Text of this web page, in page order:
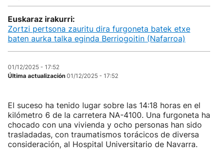
Euskaraz irakurri:
Zortzi pertsona zauritu dira furgoneta batek etxe
baten aurka talka eginda Berriogoitin (Nafarroa)
01/12/2025 - 17:52
Última actualización 01/12/2025 - 17:52
El suceso ha tenido lugar sobre las 14:18 horas en el
kilómetro 6 de la carretera NA-4100. Una furgoneta ha
chocado con una vivienda y ocho personas han sido
trasladadas, con traumatismos torácicos de diversa
consideración, al Hospital Universitario de Navarra.